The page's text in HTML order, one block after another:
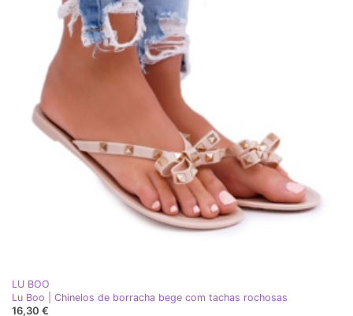
LU BOO
Lu Boo | Chinelos de borracha bege com tachas rochosas
16,30 €